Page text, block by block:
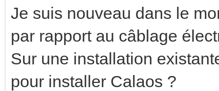
Je suis nouveau dans le
par rapport au câblage
Sur une installation
pour installer Calaos ?